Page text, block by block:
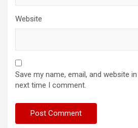
Website
Save my name, email, and website
next time I comment.